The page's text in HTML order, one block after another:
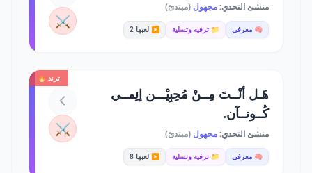
منشئ التحدي:مجهول (مبتدئ)
🧠 معرفي 📁 ترفيه وتسلية ▶️ لعبها 2 ⚔️
ترند 🔥
هَـل أنْــتَ مِــنْ مُحِبِيْـــن إنِمــي
كُــونــآن.
منشئ التحدي:مجهول (مبتدئ)
🧠 معرفي 📁 ترفيه وتسلية ▶️ لعبها 8
⚔️